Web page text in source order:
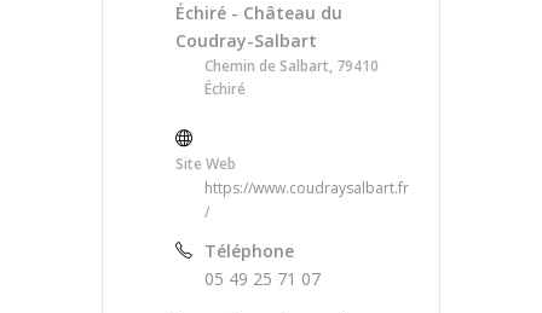
Échiré - Château du
Coudray-Salbart
Chemin de Salbart, 79410
Échiré
Site Web
https://www.coudraysalbart.fr
/
Téléphone
05 49 25 71 07